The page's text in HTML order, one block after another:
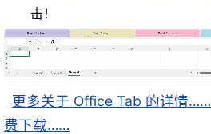
击！
更多关于 Office Tab 的详情……
费下载……